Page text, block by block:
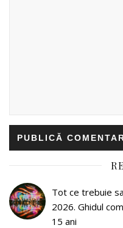
Tot ce trebuie
2026. Ghidul
15 ani